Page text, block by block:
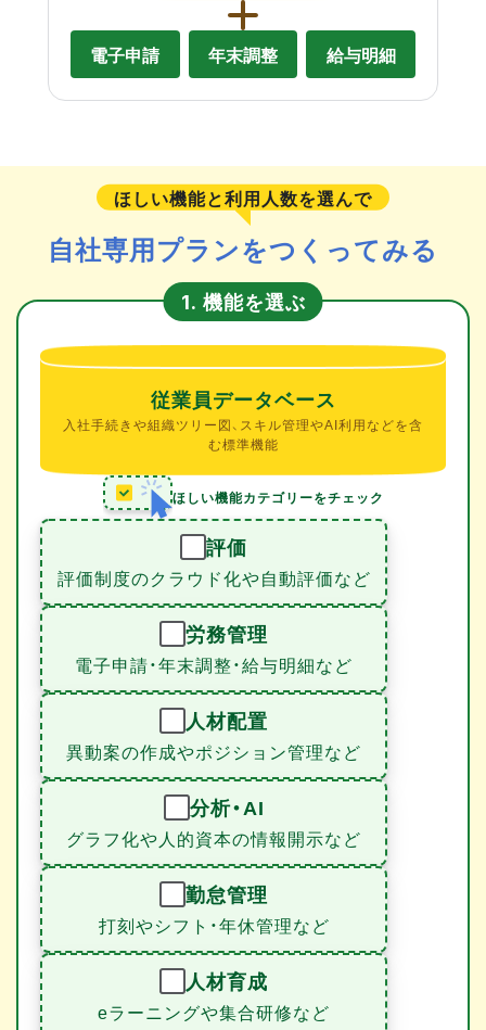
電子申請 年末調整 給与明細
ほしい機能と利用人数を選んで
自社専用プランをつくってみる
1. 機能を選ぶ
従業員データベース
入社手続きや組織ツリー図、スキル管理やAI利用などを含
む標準機能
ほしい機能カテゴリーをチェック
評価
評価制度のクラウド化や自動評価など
労務管理
電子申請・年末調整・給与明細など
人材配置
異動案の作成やポジション管理など
分析・AI
グラフ化や人的資本の情報開示など
勤怠管理
打刻やシフト・年休管理など
人材育成
eラーニングや集合研修など